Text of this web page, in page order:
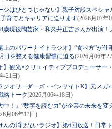
ジはひとつじゃない】親子対談スペシ
育てとキャリアに迫ります(2026月07年
歳現役陶芸家・和久井正吉さんが出演
上のパワーナイトラジオ】“食べ方”が
日を整える健康習慣に迫る(2026月06年
】観光×クリエイティブプロデューサ
21日)
ジオリーダーズ・インサイトK】元メ
略トーク(2026月06年18日)
中！』“数字を読む力”が企業の未来
月06年17日)
んの消せないラジオ】第6回放送！日常